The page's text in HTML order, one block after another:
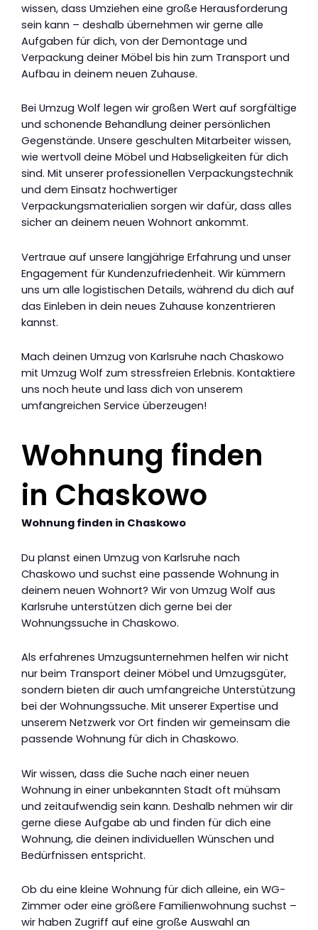
wissen, dass Umziehen eine große Herausforderung
sein kann – deshalb übernehmen wir gerne alle
Aufgaben für dich, von der Demontage und
Verpackung deiner Möbel bis hin zum Transport und
Aufbau in deinem neuen Zuhause.
Bei Umzug Wolf legen wir großen Wert auf sorgfältige
und schonende Behandlung deiner persönlichen
Gegenstände. Unsere geschulten Mitarbeiter wissen,
wie wertvoll deine Möbel und Habseligkeiten für dich
sind. Mit unserer professionellen Verpackungstechnik
und dem Einsatz hochwertiger
Verpackungsmaterialien sorgen wir dafür, dass alles
sicher an deinem neuen Wohnort ankommt.
Vertraue auf unsere langjährige Erfahrung und unser
Engagement für Kundenzufriedenheit. Wir kümmern
uns um alle logistischen Details, während du dich auf
das Einleben in dein neues Zuhause konzentrieren
kannst.
Mach deinen Umzug von Karlsruhe nach Chaskowo
mit Umzug Wolf zum stressfreien Erlebnis. Kontaktiere
uns noch heute und lass dich von unserem
umfangreichen Service überzeugen!
Wohnung finden
in Chaskowo
Wohnung finden in Chaskowo
Du planst einen Umzug von Karlsruhe nach
Chaskowo und suchst eine passende Wohnung in
deinem neuen Wohnort? Wir von Umzug Wolf aus
Karlsruhe unterstützen dich gerne bei der
Wohnungssuche in Chaskowo.
Als erfahrenes Umzugsunternehmen helfen wir nicht
nur beim Transport deiner Möbel und Umzugsgüter,
sondern bieten dir auch umfangreiche Unterstützung
bei der Wohnungssuche. Mit unserer Expertise und
unserem Netzwerk vor Ort finden wir gemeinsam die
passende Wohnung für dich in Chaskowo.
Wir wissen, dass die Suche nach einer neuen
Wohnung in einer unbekannten Stadt oft mühsam
und zeitaufwendig sein kann. Deshalb nehmen wir dir
gerne diese Aufgabe ab und finden für dich eine
Wohnung, die deinen individuellen Wünschen und
Bedürfnissen entspricht.
Ob du eine kleine Wohnung für dich alleine, ein WG-
Zimmer oder eine größere Familienwohnung suchst –
wir haben Zugriff auf eine große Auswahl an